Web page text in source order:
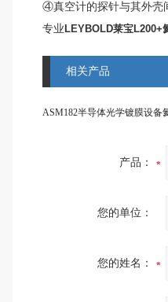
④真空计的探针与其外壳
专业 LEYBOLD莱宝L200+
相关产品
产品：
您的单位：
您的姓名：